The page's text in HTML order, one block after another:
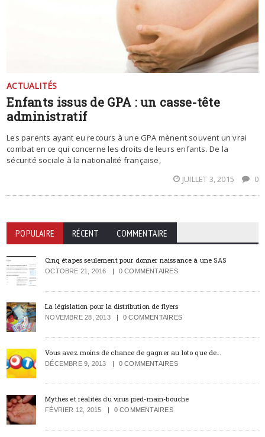
ACTUALITÉS
Enfants issus de GPA : un casse-tête
administratif
Les parents ayant eu recours à une GPA mènent souvent un vrai
combat en ce qui concerne les droits de leurs enfants. De la
sécurité sociale à la nationalité française,
JUILLET 3, 2015
0
POPULAIRE RÉCENT COMMENTAIRE
Cinq étapes seulement pour donner naissance à une SAS
OCTOBRE 21, 2016 0 COMMENTAIRES
La législation pour la distribution de flyers
NOVEMBRE 28, 2013 0 COMMENTAIRES
Vous avez moins de chance de gagner au loto que de…
DÉCEMBRE 9, 2013 0 COMMENTAIRES
Mythes et réalités du virus pied-main-bouche
FÉVRIER 12, 2015 0 COMMENTAIRES